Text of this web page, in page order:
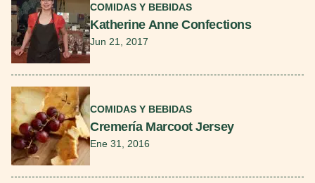
COMIDAS Y BEBIDAS
Katherine Anne Confections
Jun 21, 2017
COMIDAS Y BEBIDAS
Cremería Marcoot Jersey
Ene 31, 2016